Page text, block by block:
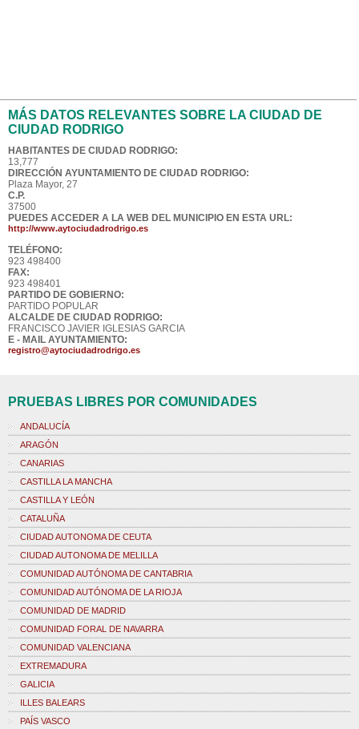
MÁS DATOS RELEVANTES SOBRE LA CIUDAD DE
CIUDAD RODRIGO
HABITANTES DE CIUDAD RODRIGO:
13,777
DIRECCIÓN AYUNTAMIENTO DE CIUDAD RODRIGO:
Plaza Mayor, 27
C.P.
37500
PUEDES ACCEDER A LA WEB DEL MUNICIPIO EN ESTA URL:
http://www.aytociudadrodrigo.es
TELÉFONO:
923 498400
FAX:
923 498401
PARTIDO DE GOBIERNO:
PARTIDO POPULAR
ALCALDE DE CIUDAD RODRIGO:
FRANCISCO JAVIER IGLESIAS GARCIA
E - MAIL AYUNTAMIENTO:
registro@aytociudadrodrigo.es
PRUEBAS LIBRES POR COMUNIDADES
ANDALUCÍA
ARAGÓN
CANARIAS
CASTILLA LA MANCHA
CASTILLA Y LEÓN
CATALUÑA
CIUDAD AUTONOMA DE CEUTA
CIUDAD AUTONOMA DE MELILLA
COMUNIDAD AUTÓNOMA DE CANTABRIA
COMUNIDAD AUTÓNOMA DE LA RIOJA
COMUNIDAD DE MADRID
COMUNIDAD FORAL DE NAVARRA
COMUNIDAD VALENCIANA
EXTREMADURA
GALICIA
ILLES BALEARS
PAÍS VASCO